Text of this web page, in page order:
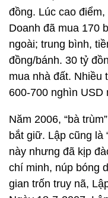
đồng. Lúc cao
Doanh đã mua 170
ngoài; trung bình,
đồng/bánh. 30 tỷ
mua nhà đất. Nhiều
600-700 nghìn
Năm 2006, “bà
bắt giữ. Lập cũng là
này nhưng đã kịp
chí minh, núp bóng
gian trốn truy nã,